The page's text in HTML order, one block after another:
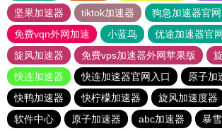
坚果加速器
tiktok加速器
狗急加速器官网
免费vqn外网加速
小蓝鸟 优途加速器官
旋风加速器
免费vps加速器外网苹果版
快连加速器
快连加速器官网入口
原子加
快鸭加速器
快柠檬加速器 旋风加速度器
软件中心
原子加速器 abc加速器
暴